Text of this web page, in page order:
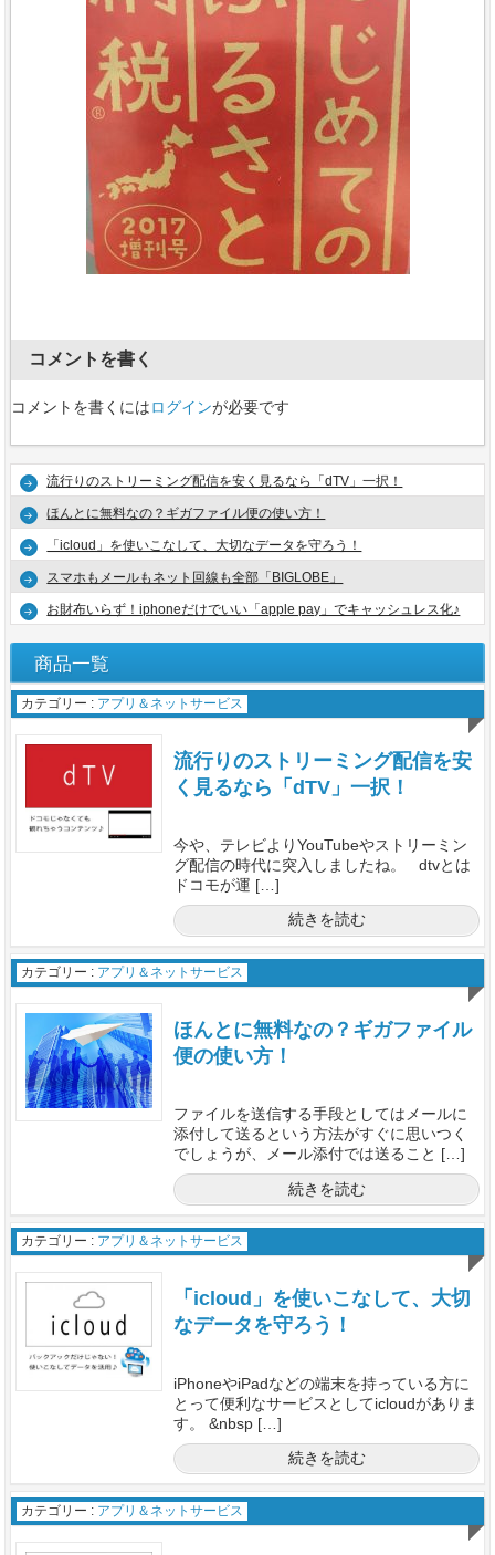
コメントを書く
コメントを書くにはログインが必要です
流行りのストリーミング配信を安く見るなら「dTV」一択！
ほんとに無料なの？ギガファイル便の使い方！
「icloud」を使いこなして、大切なデータを守ろう！
スマホもメールもネット回線も全部「BIGLOBE」
お財布いらず！iphoneだけでいい「apple pay」でキャッシュレス化♪
商品一覧
カテゴリー : アプリ＆ネットサービス
流行りのストリーミング配信を安
く見るなら「dTV」一択！
今や、テレビよりYouTubeやストリーミン
グ配信の時代に突入しましたね。 dtvとは
ドコモが運 […]
続きを読む
カテゴリー : アプリ＆ネットサービス
ほんとに無料なの？ギガファイル
便の使い方！
ファイルを送信する手段としてはメールに
添付して送るという方法がすぐに思いつく
でしょうが、メール添付では送ること […]
続きを読む
カテゴリー : アプリ＆ネットサービス
「icloud」を使いこなして、大切
なデータを守ろう！
iPhoneやiPadなどの端末を持っている方に
とって便利なサービスとしてicloudがありま
す。 &nbsp […]
続きを読む
カテゴリー : アプリ＆ネットサービス